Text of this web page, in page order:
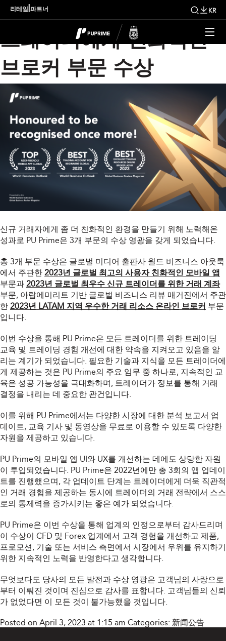
리테일 파트너 KR
PU Prime 2023년 신규
트레이더에게 친화적인
브로커 부문 수상
신규 거래자에게 좀 더 친화적인 환경을 만들기 위해 노력해온
성과로 PU Prime은 3개 부문의 수상 영광을 갖게 되었습니다.
총 3개 부문 수상은 글로벌 미디어 출판사 월드 비즈니스 아웃룩
에서 주관한 2023년 글로벌 최고의 사용자 친화적인 모바일 앱
부문과 2023년 글로벌 최우수 신규 트레이더를 위한 거래 계좌
부문, 아랍에미리트 기반 글로벌 비즈니스 리뷰 매거진에서 주관
한 2023년 LATAM 지역 우수한 거래 리소스 온라인 브로커 부문
입니다.
이번 수상을 통해 PU Prime은 모든 트레이더를 위한 트레이딩
교육 및 트레이딩 경험 개선에 대한 약속을 지켜오고 있음을 알
리는 계기가 되었습니다. 필요한 기술과 지식을 모든 트레이더에
게 제공하는 것은 PU Prime의 주요 임무 중 하나로, 지속적인 교
육은 성공 가능성을 극대화하며, 트레이더가 정보를 통해 거래
결정을 내리는 데 중요한 관건입니다.
이를 위해 PU Prime에서는 다양한 시장에 대한 분석 보고서 업
데이트, 교육 기사 및 동영상을 무료로 이용할 수 있도록 다양한
자원을 제공하고 있습니다.
PU Prime의 모바일 앱 UI와 UX를 개선하는 데에도 상당한 자원
이 투입되었습니다. PU Prime은 2022년에만 총 3회의 앱 업데이
트를 진행했으며, 각 업데이트 단계는 트레이더에게 더욱 직관적
인 거래 경험을 제공하는 동시에 트레이더의 거래 전략에서 스스
로의 통제력을 증가시키는 좋은 예가 되었습니다.
PU Prime은 이번 수상을 통해 업계의 인정으로부터 감사드리며
이 수상이 CFD 및 Forex 업계에서 고객 경험을 개선하고 제품,
프로모션, 기술 또는 서비스 측면에서 시장에서 우위를 유지하기
위한 지속적인 노력을 반영한다고 생각합니다.
무엇보다도 당사의 모든 발전과 수상 영광은 고객님의 사랑으로
부터 이뤄진 것이며 진심으로 감사를 표합니다. 고객님들의 신뢰
가 없었다면 이 모든 것이 불가능했을 것입니다.
Posted on April 3, 2023 at 1:15 am Categories: 新闻公告